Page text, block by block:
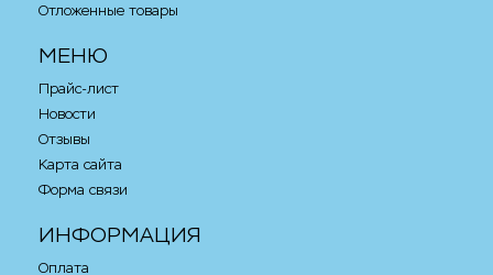
Отложенные товары
МЕНЮ
Прайс-лист
Новости
Отзывы
Карта сайта
Форма связи
ИНФОРМАЦИЯ
Оплата